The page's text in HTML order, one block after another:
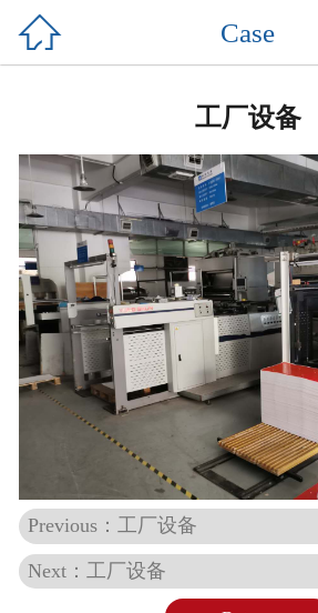
 Case
工厂设备
Previous：工厂设备
Next：工厂设备